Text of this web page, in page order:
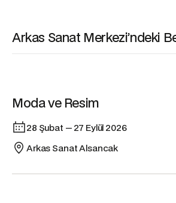
Arkas Sanat Merkezi’ndeki
Moda ve Resim
28 Şubat — 27 Eylül 2026
Arkas Sanat Alsancak